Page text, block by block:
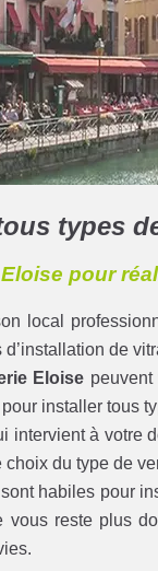
types
pour
local
de
Eloise
installer tous
intervient à votre
du type de
habiles pour
vous reste plus